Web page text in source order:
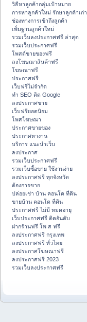
วิธีหาลูกค้ากลุ่มเป้าหมาย
การหาลูกค้าใหม่ รักษาลูกค้าเก่า
ช่องทางการเข้าถึงลูกค้า
เพิ่มฐานลูกค้าใหม่
รวมเว็บลงประกาศฟรี ล่าสุด
รวมเว็บประกาศฟรี
โพสต์ขายของฟรี
ลงโฆษณาสินค้าฟรี
โฆษณาฟรี
ประกาศฟรี
เว็บฟรีไม่จำกัด
ทำ SEO ติด Google
ลงประกาศขาย
เว็บฟรียอดนิยม
โพสโฆษณา
ประกาศขายของ
ประกาศหางาน
บริการ แนะนำเว็บ
ลงประกาศ
รวมเว็บประกาศฟรี
รวมเว็บซื้อขาย ใช้งานง่าย
ลงประกาศฟรี ทุกจังหวัด
ต้องการขาย
ปล่อยเช่า บ้าน คอนโด ที่ดิน
ขายบ้าน คอนโด ที่ดิน
ประกาศฟรี ไม่มี หมดอายุ
เว็บประกาศฟรี ติดอันดับ
ฝากร้านฟรี โพ ส ฟรี
ลงประกาศฟรี กรุงเทพ
ลงประกาศฟรี ทั่วไทย
ลงประกาศโฆษณาฟรี
ลงประกาศฟรี 2023
รวมเว็บลงประกาศฟรี